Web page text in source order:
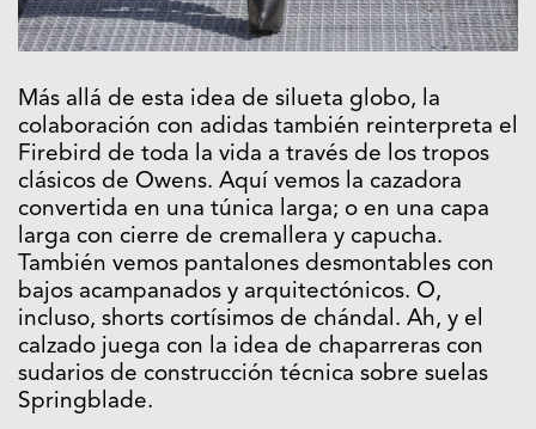
Más allá de esta idea de silueta globo, la
colaboración con adidas también reinterpreta el
Firebird de toda la vida a través de los tropos
clásicos de Owens. Aquí vemos la cazadora
convertida en una túnica larga; o en una capa
larga con cierre de cremallera y capucha.
También vemos pantalones desmontables con
bajos acampanados y arquitectónicos. O,
incluso, shorts cortísimos de chándal. Ah, y el
calzado juega con la idea de chaparreras con
sudarios de construcción técnica sobre suelas
Springblade.